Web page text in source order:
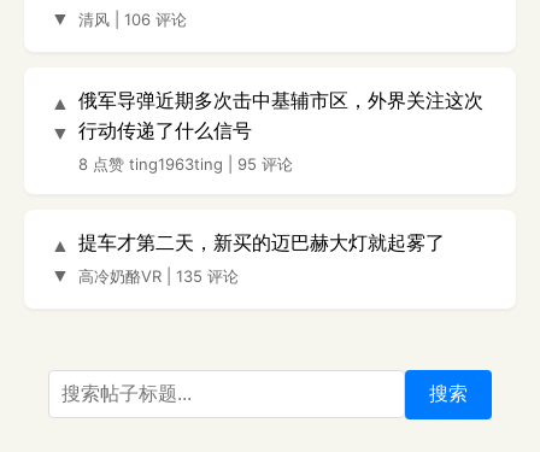
▼
清风 106 评论
▲
▼
俄军导弹近期多次击中基辅市区，外界关注这次
行动传递了什么信号
8 点赞 ting1963ting 95 评论
▲
▼
提车才第二天，新买的迈巴赫大灯就起雾了
高冷奶酪VR 135 评论
搜索